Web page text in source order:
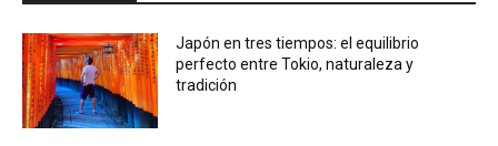
Japón en tres tiempos: el equilibrio
perfecto entre Tokio, naturaleza y
tradición